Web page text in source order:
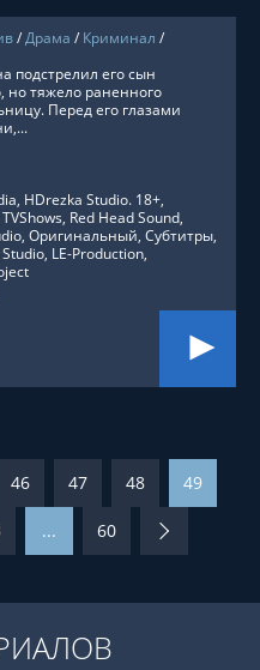
/Драма / Криминал /
подстрелил его сын
но тяжело раненного
Перед его глазами
HDrezka Studio. 18+,
Red Head Sound,
Оригинальный, Субтитры,
LE-Production,
46 47 48 49
... 60